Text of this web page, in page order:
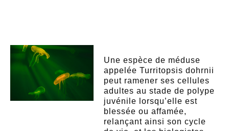
Une espèce de méduse
appelée Turritopsis dohrnii
peut ramener ses cellules
adultes au stade de polype
juvénile lorsqu’elle est
blessée ou affamée,
relançant ainsi son cycle